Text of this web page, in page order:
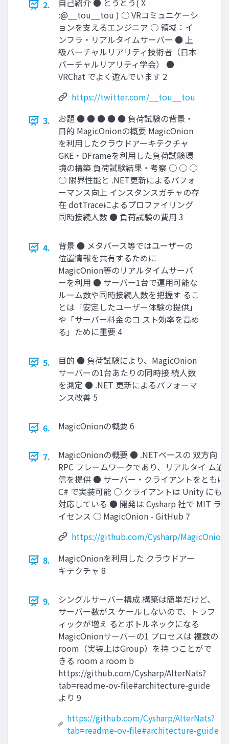
2.
自己紹介 ● とうとう( X
:@__tou__tou ) ○ VRコミュニケーシ
ョンを支えるエンジニア ○ 領域：イ
ンフラ・リアルタイムサーバー ● 上
級バーチャルリアリティ技術者（日本
バーチャルリアリティ学会） ●
VRChat でよく遊んでいます 2
https://twitter.com/__tou__tou
3.
お題 ● ● ● ● ● 負荷試験の背景・
目的 MagicOnionの概要 MagicOnion
を利用したクラウドアーキテクチャ
GKE・DFrameを利用した負荷試験環
境の構築 負荷試験結果・考察 ○ ○ ○
○ 限界性能と .NET更新によるパフォ
ーマンス向上 インスタンスガチャの存
在 dotTraceによるプロファイリング
同時接続人数 ● 負荷試験の費用 3
4.
背景 ● メタバース等ではユーザーの
位置情報を共有するために
MagicOnion等のリアルタイムサーバ
ーを利用 ● サーバー1台で運用可能な
ルーム数や同時接続人数を把握す るこ
とは「安定したユーザー体験の提供」
や「サーバー料金のコ スト効率を高め
る」ために重要 4
5.
目的 ● 負荷試験により、MagicOnion
サーバーの1台あたりの同時接 続人数
を測定 ● .NET 更新によるパフォーマ
ンス改善 5
6. MagicOnionの概要 6
7.
MagicOnionの概要 ● .NETベースの 双方向
RPC フレームワークであり、リアルタイ ム通
信を提供 ● サーバー・クライアントをともに
C# で実装可能 ○ クライアントは Unity にも
対応している ● 開発は Cysharp 社で MIT ラ
イセンス ○ MagicOnion - GitHub 7
https://github.com/Cysharp/MagicOnion
8.
MagicOnionを利用した クラウドアー
キテクチャ 8
9.
シングルサーバー構成 構築は簡単だけど、
サーバー数がス ケールしないので、トラフ
ィックが増え るとボトルネックになる
MagicOnionサーバーの1 プロセスは 複数の
room（実装上はGroup）を持 つことがで
きる room a room b
https://github.com/Cysharp/AlterNats?
tab=readme-ov-file#architecture-guide
より 9
https://github.com/Cysharp/AlterNats?
tab=readme-ov-file#architecture-guide